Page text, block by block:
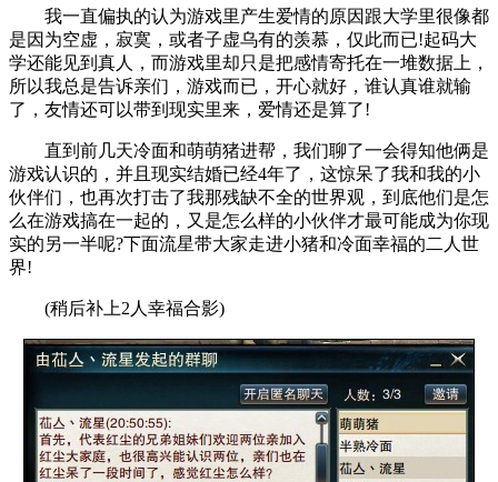
我一直偏执的认为游戏里产生爱情的原因跟大学里很像都
是因为空虚，寂寞，或者子虚乌有的羡慕，仅此而已!起码大
学还能见到真人，而游戏里却只是把感情寄托在一堆数据上，
所以我总是告诉亲们，游戏而已，开心就好，谁认真谁就输
了，友情还可以带到现实里来，爱情还是算了!
直到前几天冷面和萌萌猪进帮，我们聊了一会得知他俩是
游戏认识的，并且现实结婚已经4年了，这惊呆了我和我的小
伙伴们，也再次打击了我那残缺不全的世界观，到底他们是怎
么在游戏搞在一起的，又是怎么样的小伙伴才最可能成为你现
实的另一半呢?下面流星带大家走进小猪和冷面幸福的二人世
界!
(稍后补上2人幸福合影)